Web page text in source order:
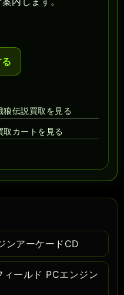
狼伝説買取を見る
取カートを見る
ンアーケードCD
ィールド PCエンジン